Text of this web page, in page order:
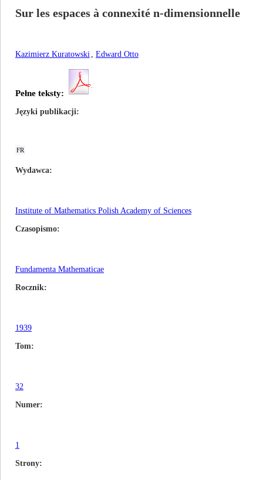
Sur les espaces à connexité n-dimensionnelle
Kazimierz Kuratowski , Edward Otto
Pełne teksty:
Języki publikacji
FR
Wydawca
Institute of Mathematics Polish Academy of Sciences
Czasopismo
Fundamenta Mathematicae
Rocznik
1939
Tom
32
Numer
1
Strony